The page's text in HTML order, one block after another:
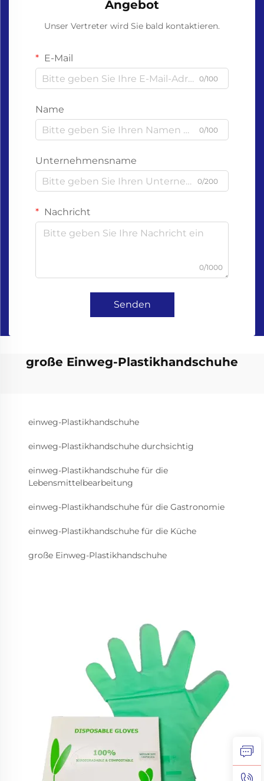
Angebot
Unser Vertreter wird Sie bald kontaktieren.
E-Mail
0/100
Name
0/100
Unternehmensname
0/200
Nachricht
0/1000
Senden
große Einweg-Plastikhandschuhe
einweg-Plastikhandschuhe
einweg-Plastikhandschuhe durchsichtig
einweg-Plastikhandschuhe für die
Lebensmittelbearbeitung
einweg-Plastikhandschuhe für die Gastronomie
einweg-Plastikhandschuhe für die Küche
große Einweg-Plastikhandschuhe